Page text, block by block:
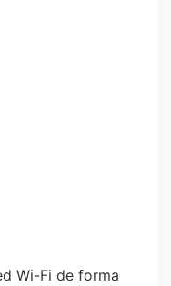
Wi-Fi de forma